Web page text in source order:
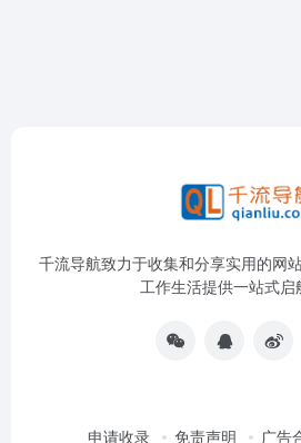
千流导航致力于收集和分享实用的网
工作生活提供一站式启
申请收录 免责声明 广告